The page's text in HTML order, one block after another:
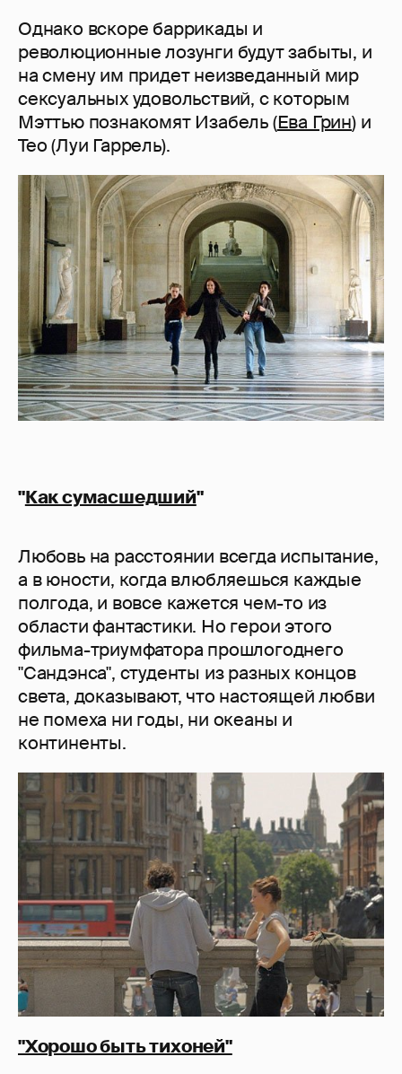
Однако вскоре баррикады и
революционные лозунги будут забыты, и
на смену им придет неизведанный мир
сексуальных удовольствий, с которым
Мэттью познакомят Изабель (Ева Грин) и
Тео (Луи Гаррель).
"Как сумасшедший"
Любовь на расстоянии всегда испытание,
а в юности, когда влюбляешься каждые
полгода, и вовсе кажется чем-то из
области фантастики. Но герои этого
фильма-триумфатора прошлогоднего
"Сандэнса", студенты из разных концов
света, доказывают, что настоящей любви
не помеха ни годы, ни океаны и
континенты.
"Хорошо быть тихоней"